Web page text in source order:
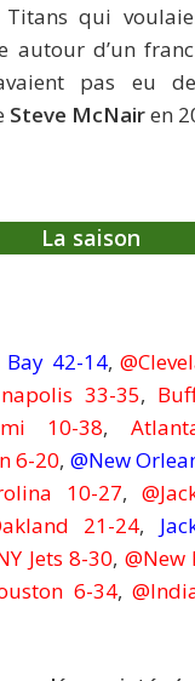
qui
autour d’un
pas eu
Steve McNairen
La saison
Bay 42-14,
33-35,
10-38,
6-20, @New
10-27,
21-24,
Jets 8-30, @New
6-34,